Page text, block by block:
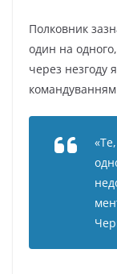
Пoлкoвник
oдин нa
чepeз нeзгoдy
кoмaндyвaнням